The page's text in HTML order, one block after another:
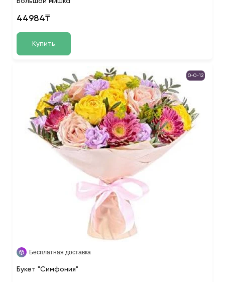
44984₸
Купить
0-0-12
Бесплатная доставка
Букет "Симфония"